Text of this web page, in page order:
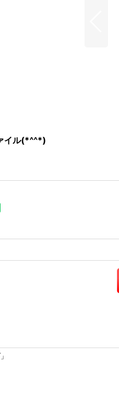
イル(*^^*)